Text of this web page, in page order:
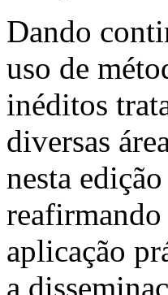
Dando
uso de
inéditos
diversas
nesta
reafirmando
aplicação
a